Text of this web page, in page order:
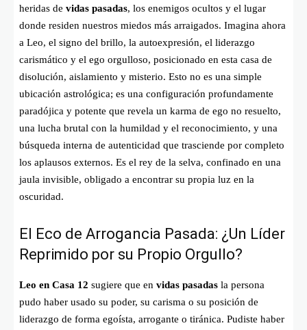
heridas de vidas pasadas, los enemigos ocultos y el lugar
donde residen nuestros miedos más arraigados. Imagina ahora
a Leo, el signo del brillo, la autoexpresión, el liderazgo
carismático y el ego orgulloso, posicionado en esta casa de
disolución, aislamiento y misterio. Esto no es una simple
ubicación astrológica; es una configuración profundamente
paradójica y potente que revela un karma de ego no resuelto,
una lucha brutal con la humildad y el reconocimiento, y una
búsqueda interna de autenticidad que trasciende por completo
los aplausos externos. Es el rey de la selva, confinado en una
jaula invisible, obligado a encontrar su propia luz en la
oscuridad.
El Eco de Arrogancia Pasada: ¿Un Líder
Reprimido por su Propio Orgullo?
Leo en Casa 12 sugiere que en vidas pasadas la persona
pudo haber usado su poder, su carisma o su posición de
liderazgo de forma egoísta, arrogante o tiránica. Pudiste haber